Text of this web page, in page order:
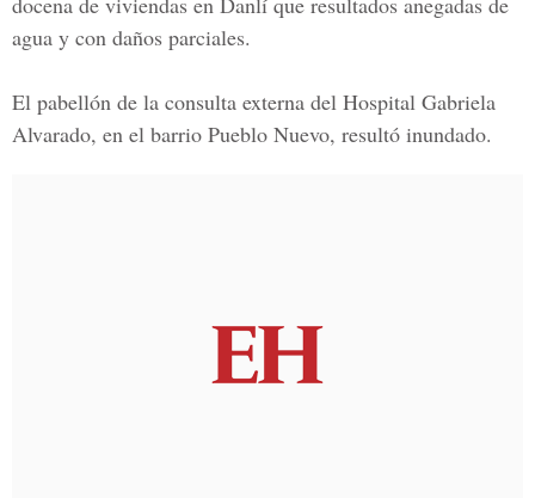
agua y con daños parciales.
El pabellón de la consulta externa del Hospital Gabriela
Alvarado, en el barrio Pueblo Nuevo, resultó inundado.